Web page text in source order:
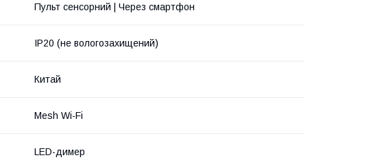
Пульт сенсорний | Через смартфон
IP20 (не вологозахищений)
Китай
Mesh Wi-Fi
LED-димер